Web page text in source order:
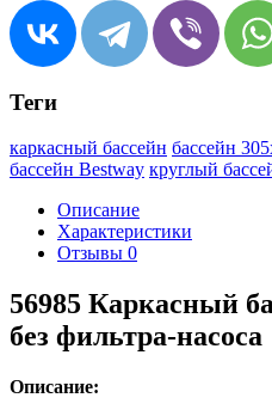
Теги
каркасный бассейн бассейн
бассейн Bestway круглый
Описание
Характеристики
Отзывы 0
56985 Каркасный
без фильтра-насоса
Описание: